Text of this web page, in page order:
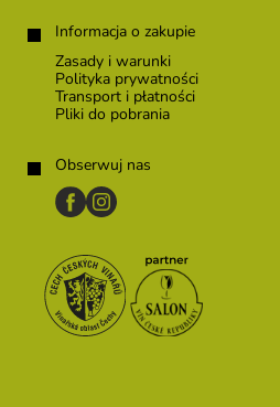
Informacja o zakupie
Zasady i warunki
Polityka prywatności
Transport i płatności
Pliki do pobrania
Obserwuj nas